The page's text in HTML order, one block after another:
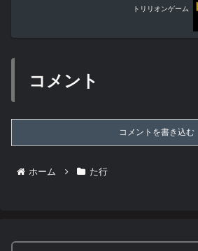
トリリオンゲーム
コメント
コメントを書き込む
ホーム た行